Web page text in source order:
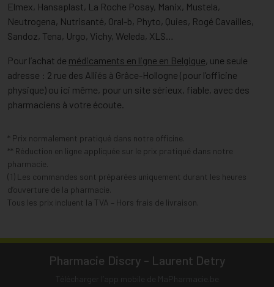
Elmex, Hansaplast, La Roche Posay, Manix, Mustela,
Neutrogena, Nutrisanté, Oral-b, Phyto, Quies, Rogé Cavailles,
Sandoz, Tena, Urgo, Vichy, Weleda, XLS…
Pour l’achat de médicaments en ligne en Belgique, une seule
adresse : 2 rue des Alliés à Grâce-Hollogne (pour l’officine
physique) ou ici même, pour un site sérieux, fiable, avec des
pharmaciens à votre écoute.
* Prix normalement pratiqué dans notre officine.
** Réduction en ligne appliquée sur le prix pratiqué dans notre
pharmacie.
(1) Les commandes sont préparées uniquement durant les heures
d’ouverture de la pharmacie.
Tous les prix incluent la TVA – Hors frais de livraison.
Pharmacie Discry - Laurent Detry